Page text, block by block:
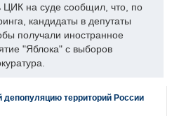
ЦИК на суде сообщил, что, по
кандидаты в депутаты
получали иностранное
"Яблока" с выборов
депопуляцию территорий России